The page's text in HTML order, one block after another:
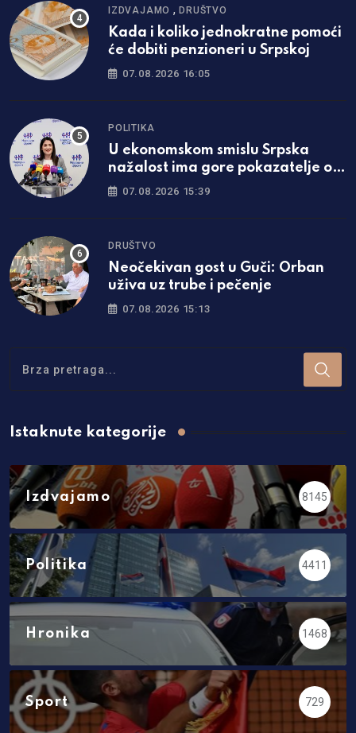
IZDVAJAMO ,DRUŠTVO
Kada i koliko jednokratne pomoći
će dobiti penzioneri u Srpskoj
07.08.2026 16:05
POLITIKA
U ekonomskom smislu Srpska
nažalost ima gore pokazatelje od
Federacije
07.08.2026 15:39
DRUŠTVO
Neočekivan gost u Guči: Orban
uživa uz trube i pečenje
07.08.2026 15:13
Istaknute kategorije
Izdvajamo 8145
Politika 4411
Hronika 1468
Sport 729